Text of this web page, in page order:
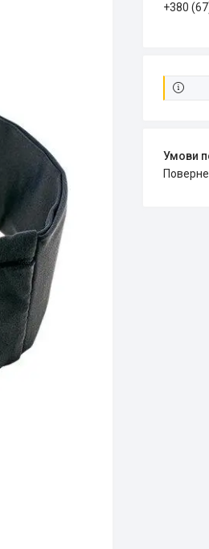
+380